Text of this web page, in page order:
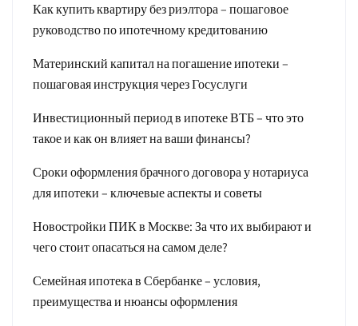
Как купить квартиру без риэлтора – пошаговое
руководство по ипотечному кредитованию
Материнский капитал на погашение ипотеки –
пошаговая инструкция через Госуслуги
Инвестиционный период в ипотеке ВТБ – что это
такое и как он влияет на ваши финансы?
Сроки оформления брачного договора у нотариуса
для ипотеки – ключевые аспекты и советы
Новостройки ПИК в Москве: За что их выбирают и
чего стоит опасаться на самом деле?
Семейная ипотека в Сбербанке – условия,
преимущества и нюансы оформления